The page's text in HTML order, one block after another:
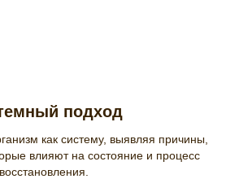
подход
как систему, выявляя причины,
влияют на состояние и процесс
восстановления.